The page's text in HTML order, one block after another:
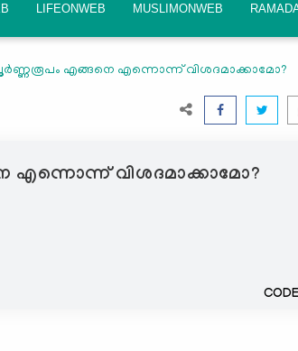
LIFEONWEB MUSLIMONWEB
എങ്ങനെ എന്നൊന്ന് വിശദമാക്കാമോ?
വിശദമാക്കാമോ?